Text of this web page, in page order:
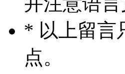
* 以上留言
点。